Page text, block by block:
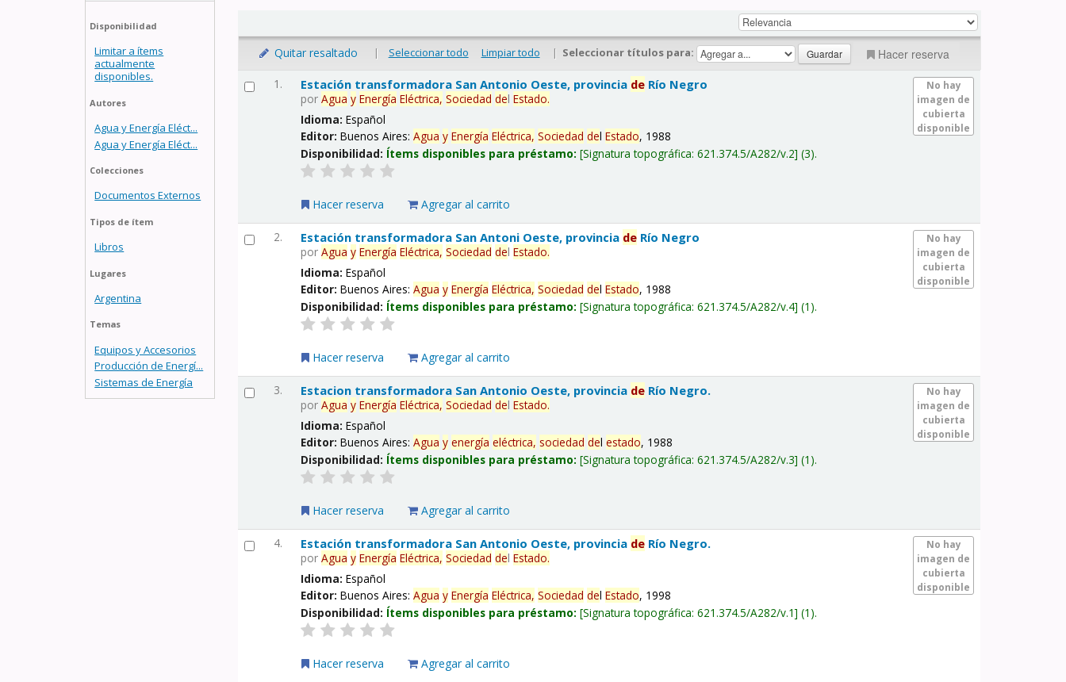
Disponibilidad
Limitar a ítems
actualmente
disponibles.
Autores
Agua y Energía Eléct...
Agua y Energía Eléct...
Colecciones
Documentos Externos
Tipos de ítem
Libros
Lugares
Argentina
Temas
Equipos y Accesorios
Producción de Energí...
Sistemas de Energía
Quitar resaltado | Seleccionar todo Limpiar todo | Seleccionar títulos para: Hacer reserva
1.
No hay
imagen de
cubierta
disponible
Estación transformadora San Antonio Oeste, provincia de Río Negro
porAgua y Energía Eléctrica, Sociedad delEstado.
Idioma:Español
Editor:Buenos Aires:Agua y Energía Eléctrica, Sociedad delEstado, 1988
Disponibilidad: Ítems disponibles para préstamo: Signatura topográfica:621.374.5/A282/v.2 (3).
Hacer reserva Agregar al carrito
2.
No hay
imagen de
cubierta
disponible
Estación transformadora San Antoni Oeste, provincia de Río Negro
porAgua y Energía Eléctrica, Sociedad delEstado.
Idioma:Español
Editor:Buenos Aires:Agua y Energía Eléctrica, Sociedad delEstado, 1988
Disponibilidad: Ítems disponibles para préstamo: Signatura topográfica:621.374.5/A282/v.4 (1).
Hacer reserva Agregar al carrito
3.
No hay
imagen de
cubierta
disponible
Estacion transformadora San Antonio Oeste, provincia de Río Negro.
porAgua y Energía Eléctrica, Sociedad delEstado.
Idioma:Español
Editor:Buenos Aires:Agua y energía eléctrica, sociedad delestado, 1988
Disponibilidad: Ítems disponibles para préstamo: Signatura topográfica:621.374.5/A282/v.3 (1).
Hacer reserva Agregar al carrito
4.
No hay
imagen de
cubierta
disponible
Estación transformadora San Antonio Oeste, provincia de Río Negro.
porAgua y Energía Eléctrica, Sociedad delEstado.
Idioma:Español
Editor:Buenos Aires:Agua y Energía Eléctrica, Sociedad delEstado, 1998
Disponibilidad: Ítems disponibles para préstamo: Signatura topográfica:621.374.5/A282/v.1 (1).
Hacer reserva Agregar al carrito